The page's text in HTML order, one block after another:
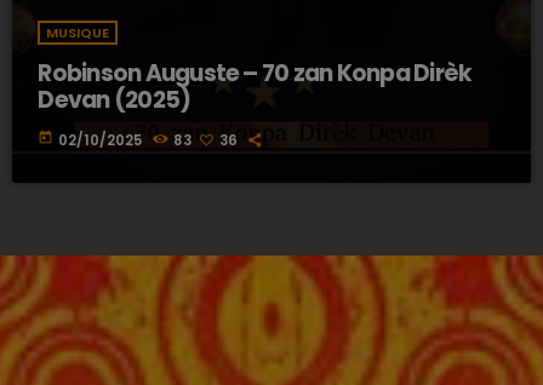
MUSIQUE
Robinson Auguste – 70 zan Konpa Dirèk
Devan (2025)
today 02/10/2025 83 36